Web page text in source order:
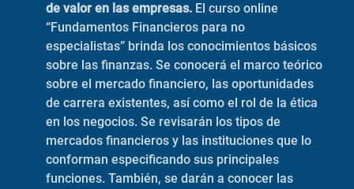
de valor en las empresas. El curso online
“Fundamentos Financieros para no
especialistas” brinda los conocimientos básicos
sobre las finanzas. Se conocerá el marco teórico
sobre el mercado financiero, las oportunidades
de carrera existentes, así como el rol de la ética
en los negocios. Se revisarán los tipos de
mercados financieros y las instituciones que lo
conforman especificando sus principales
funciones. También, se darán a conocer las